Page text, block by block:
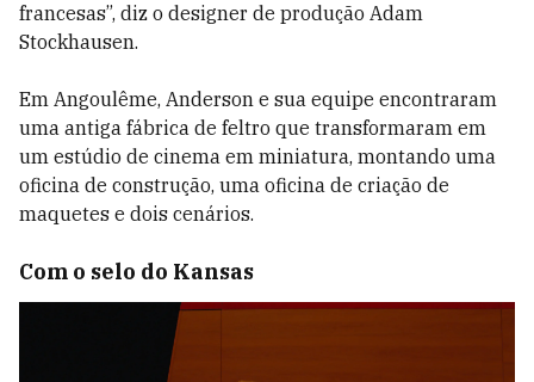
francesas”, diz o designer de produção Adam
Stockhausen.
Em Angoulême, Anderson e sua equipe encontraram
uma antiga fábrica de feltro que transformaram em
um estúdio de cinema em miniatura, montando uma
oficina de construção, uma oficina de criação de
maquetes e dois cenários.
Com o selo do Kansas